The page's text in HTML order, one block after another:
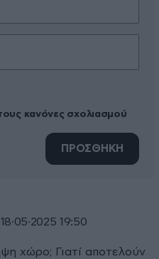
κανόνες σχολιασμού
ΠΡΟΣΘΗΚΗ
18·05·2025 19:50
χώρο; Γιατί αποτελούν